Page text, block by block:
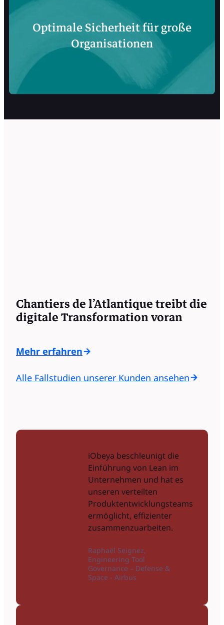
Optimale Sicherheit für große
Organisationen
Chantiers de l’Atlantique treibt die
digitale Transformation voran
Mehr erfahren
Alle Fallstudien unserer Kunden ansehen
iObeya beschleunigt die
Einführung von Lean im
Unternehmen und hat es
unseren verteilten
Produktentwicklungsteams
ermöglicht, effizienter
zusammenzuarbeiten.
Raphaël Seignez,
Engineering Tool
Governance – Defense &
Space - Airbus